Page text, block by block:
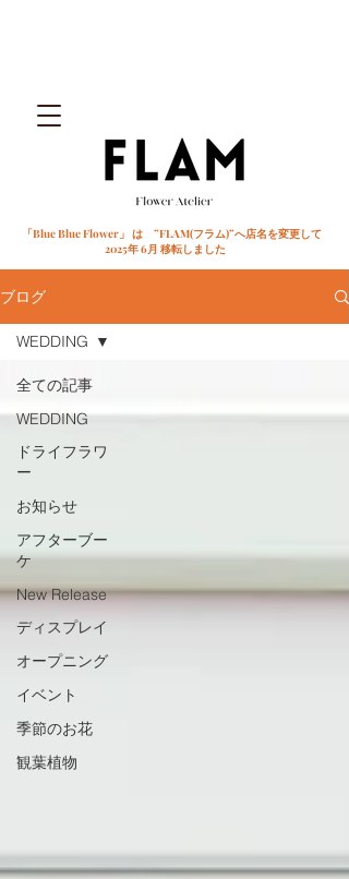
「Blue Blue Flower」 は ”FLAM(フラム)”へ店名を変更して
2025年 6月 移転しました
ブログ
全ての記事
WEDDING
ドライフラワ
ー
お知らせ
アフターブー
ケ
New Release
ディスプレイ
オープニング
イベント
季節のお花
観葉植物
WEDDING